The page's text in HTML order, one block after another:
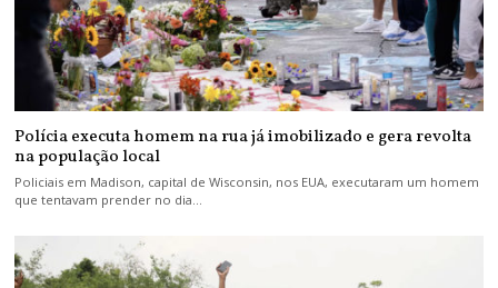
Polícia executa homem na rua já imobilizado e gera revolta
na população local
Policiais em Madison, capital de Wisconsin, nos EUA, executaram um homem
que tentavam prender no dia…